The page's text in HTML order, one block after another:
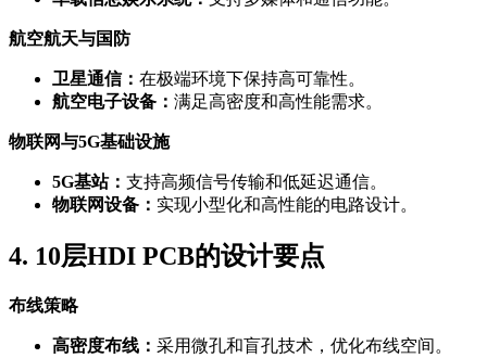
航空航天与国防
卫星通信： 在极端环境下保持高可靠性。
航空电子设备： 满足高密度和高性能需求。
物联网与5G基础设施
5G基站： 支持高频信号传输和低延迟通信。
物联网设备： 实现小型化和高性能的电路设计。
4. 10层HDI PCB的设计要点
布线策略
高密度布线： 采用微孔和盲孔技术，优化布线空间。